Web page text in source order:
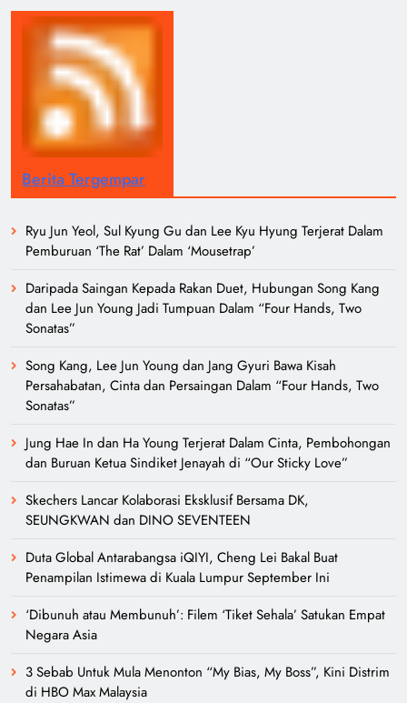
Berita Tergempar
Ryu Jun Yeol, Sul Kyung Gu dan Lee Kyu Hyung Terjerat Dalam
Pemburuan ‘The Rat’ Dalam ‘Mousetrap’
Daripada Saingan Kepada Rakan Duet, Hubungan Song Kang
dan Lee Jun Young Jadi Tumpuan Dalam “Four Hands, Two
Sonatas”
Song Kang, Lee Jun Young dan Jang Gyuri Bawa Kisah
Persahabatan, Cinta dan Persaingan Dalam “Four Hands, Two
Sonatas”
Jung Hae In dan Ha Young Terjerat Dalam Cinta, Pembohongan
dan Buruan Ketua Sindiket Jenayah di “Our Sticky Love”
Skechers Lancar Kolaborasi Eksklusif Bersama DK,
SEUNGKWAN dan DINO SEVENTEEN
Duta Global Antarabangsa iQIYI, Cheng Lei Bakal Buat
Penampilan Istimewa di Kuala Lumpur September Ini
‘Dibunuh atau Membunuh’: Filem ‘Tiket Sehala’ Satukan Empat
Negara Asia
3 Sebab Untuk Mula Menonton “My Bias, My Boss”, Kini Distrim
di HBO Max Malaysia